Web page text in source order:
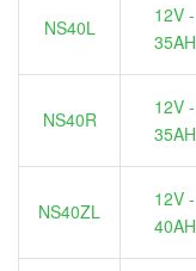
NS40L
12V -
35AH
NS40R
12V -
35AH
NS40ZL
12V -
40AH